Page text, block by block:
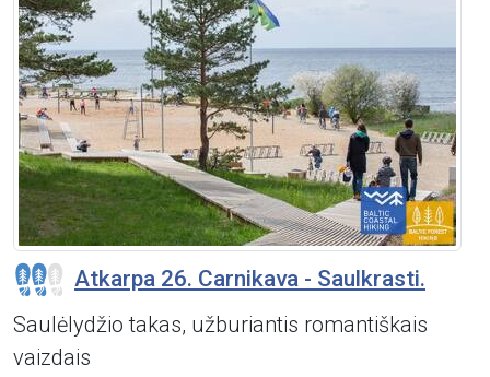
Atkarpa 26. Carnikava - Saulkrasti.
Saulėlydžio takas, užburiantis romantiškais
vaizdais